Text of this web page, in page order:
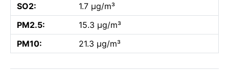
SO2:
1.7 µg/m³
PM2.5:
15.3 µg/m³
PM10:
21.3 µg/m³